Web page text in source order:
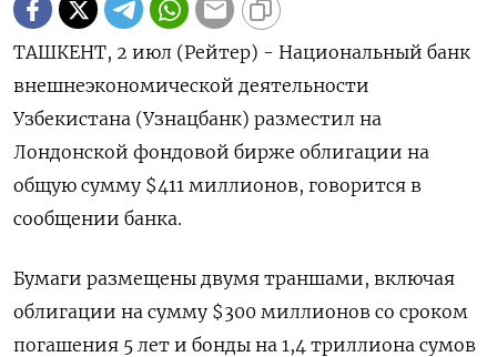
ТАШКЕНТ, 2 июл (Рейтер) - Национальный банк
внешнеэкономической деятельности
Узбекистана (Узнацбанк) разместил на
Лондонской фондовой бирже облигации на
общую сумму $411 миллионов, говорится в
сообщении банка.
Бумаги размещены двумя траншами, включая
облигации на сумму $300 миллионов со сроком
погашения 5 лет и бонды на 1,4 триллиона сумов